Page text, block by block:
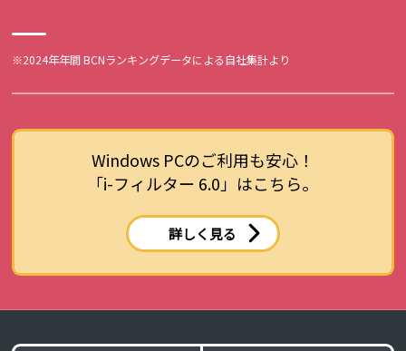
※2024年年間 BCNランキングデータによる自社集計より
Windows PCのご利用も安心！
「i-フィルター 6.0」はこちら。
詳しく見る